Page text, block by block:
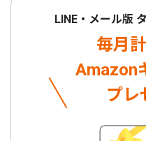
LINE・メール版
毎月
Amazon
プレ